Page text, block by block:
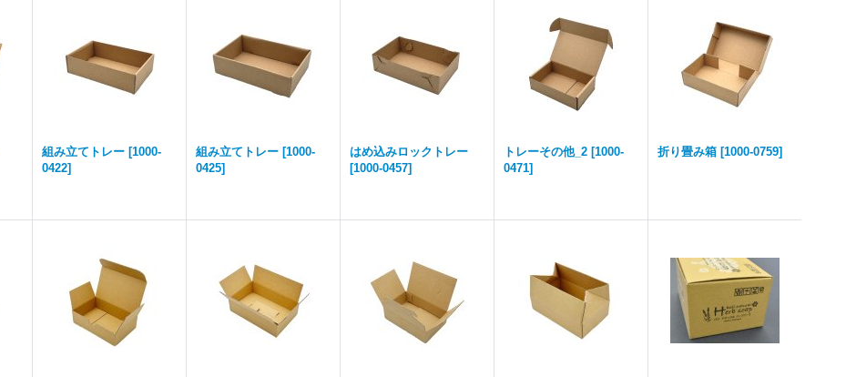
組み立てトレー [1000-
0422]
組み立てトレー [1000-
0425]
はめ込みロックトレー
[1000-0457]
トレーその他_2 [1000-
0471]
折り畳み箱 [1000-0759]